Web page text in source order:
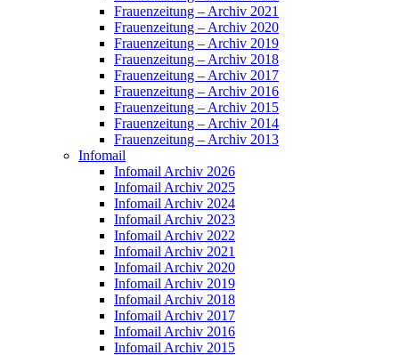
Frauenzeitung – Archiv 2021
Frauenzeitung – Archiv 2020
Frauenzeitung – Archiv 2019
Frauenzeitung – Archiv 2018
Frauenzeitung – Archiv 2017
Frauenzeitung – Archiv 2016
Frauenzeitung – Archiv 2015
Frauenzeitung – Archiv 2014
Frauenzeitung – Archiv 2013
Infomail
Infomail Archiv 2026
Infomail Archiv 2025
Infomail Archiv 2024
Infomail Archiv 2023
Infomail Archiv 2022
Infomail Archiv 2021
Infomail Archiv 2020
Infomail Archiv 2019
Infomail Archiv 2018
Infomail Archiv 2017
Infomail Archiv 2016
Infomail Archiv 2015